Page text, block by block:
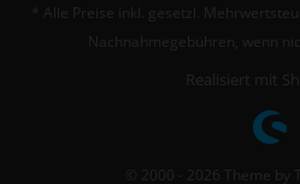
* Alle Preise inkl. gesetzl.
Nachnahmegebühren, wenn
Realisiert mit
© 2000 - 2026 Theme by